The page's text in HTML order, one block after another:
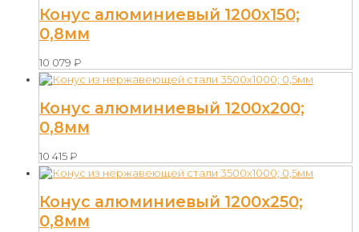
Конус алюминиевый 1200х150;
0,8мм
10 079 ₽
Конус алюминиевый 1200х200;
0,8мм
10 415₽
Конус алюминиевый 1200х250;
0,8мм